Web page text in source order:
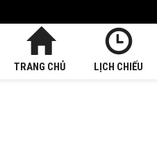
TRANG CHỦ LỊCH CHIẾU